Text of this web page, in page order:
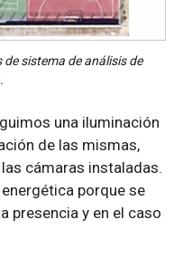
sistema de análisis de
una iluminación
de las mismas,
cámaras instaladas.
porque se
presencia y en el caso